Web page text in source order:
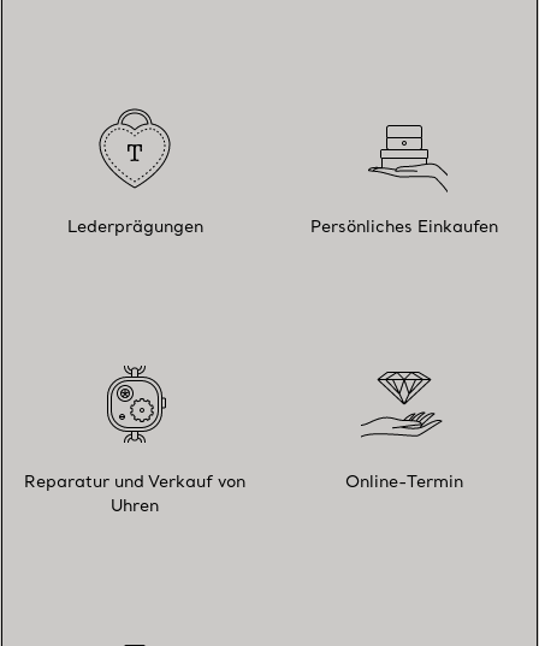
Lederprägungen Persönliches Einkaufen
Reparatur und Verkauf von
Uhren
Online-Termin